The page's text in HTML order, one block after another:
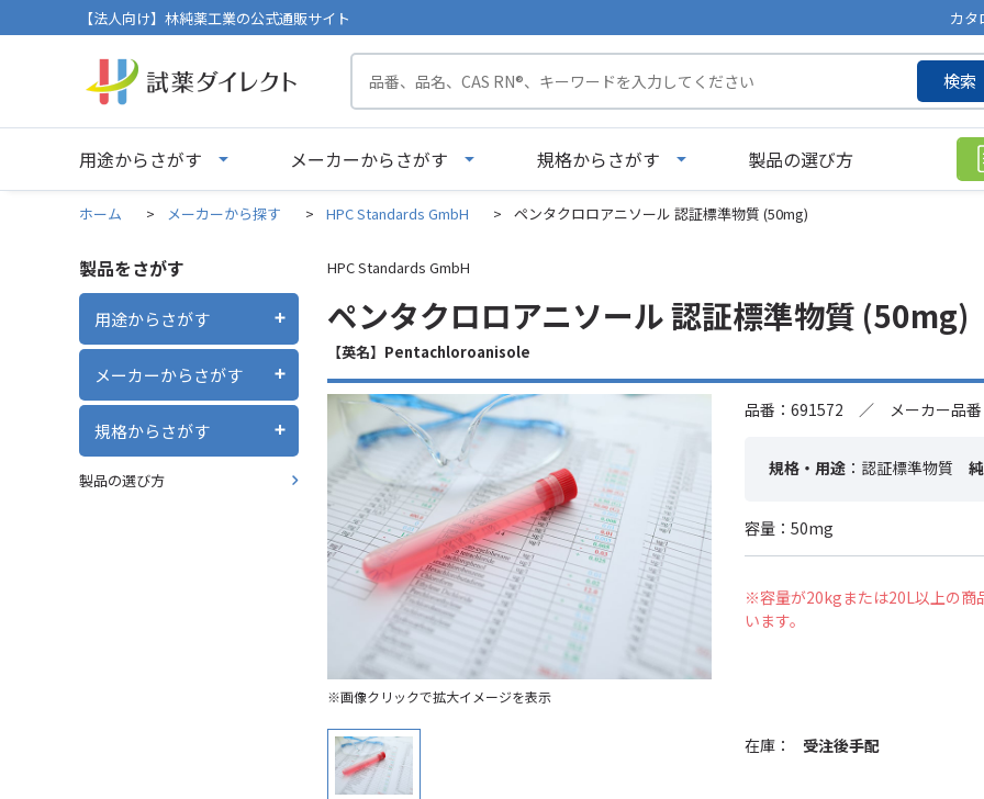
【法人向け】林純薬工業の公式通販サイト カタ
検索
用途からさがす メーカーからさがす 規格からさがす 製品の選び方
ホーム > メーカーから探す > HPC Standards GmbH > ペンタクロロアニソール 認証標準物質 (50mg)
製品をさがす
用途からさがす
メーカーからさがす
規格からさがす
製品の選び方
HPC Standards GmbH
ペンタクロロアニソール 認証標準物質 (50mg)
【英名】Pentachloroanisole
※画像クリックで拡大イメージを表示
品番：691572 ／ メーカー品番
規格・用途 ：認証標準物質
容量：50mg
※容量が20kgまたは20L以上の商
います。
在庫： 受注後手配